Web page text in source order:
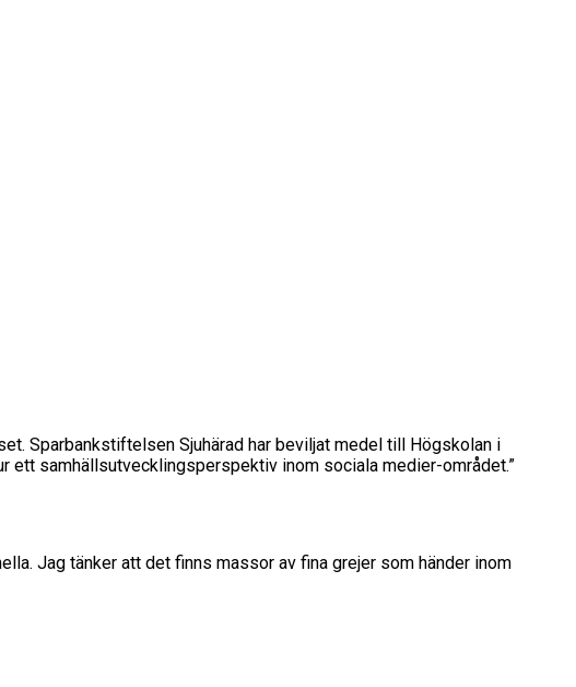
Sparbankstiftelsen Sjuhärad har beviljat medel till Högskolan i
ett samhällsutvecklingsperspektiv inom sociala medier-området.”
Jag tänker att det finns massor av fina grejer som händer inom